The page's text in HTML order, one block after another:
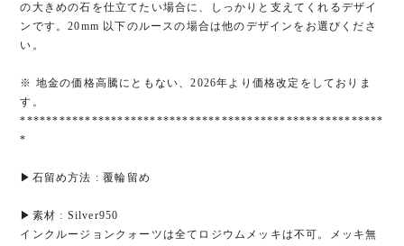
の大きめの石を仕立てたい場合に、しっかりと支えてくれるデザイ
ンです。20mm 以下のルースの場合は他のデザインをお選びくださ
い。
※ 地金の価格高騰にともない、2026年より価格改定をしておりま
す。
********************************************************
*
▶︎石留め方法 : 覆輪留め
▶︎素材 : Silver950
インクルージョンクォーツは全てロジウムメッキは不可。メッキ無